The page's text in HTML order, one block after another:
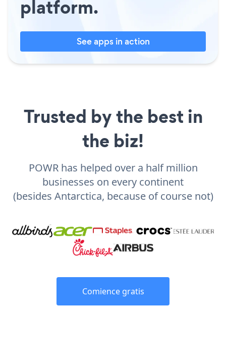
platform.
See apps in action
Trusted by the best in
the biz!
POWR has helped over a half million
businesses on every continent
(besides Antarctica, because of course not)
Comience gratis